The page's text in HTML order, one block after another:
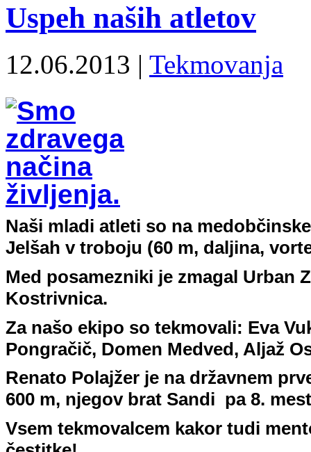
Uspeh naših atletov
12.06.2013 | Tekmovanja
Naši mladi atleti so na
Jelšah v troboju (60 m, daljina,
Med posamezniki je zmagal Urban
Kostrivnica.
Za našo ekipo so tekmovali: Eva
Pongračič, Domen Medved, Aljaž
Renato Polajžer je na državnem
600 m, njegov brat Sandi pa 8.
Vsem tekmovalcem kakor tudi